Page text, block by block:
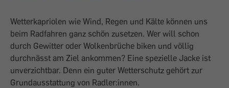
Wetterkapriolen wie Wind, Regen und Kälte können uns
beim Radfahren ganz schön zusetzen. Wer will schon
durch Gewitter oder Wolkenbrüche biken und völlig
durchnässt am Ziel ankommen? Eine spezielle Jacke ist
unverzichtbar. Denn ein guter Wetterschutz gehört zur
Grundausstattung von ­Radler:innen.